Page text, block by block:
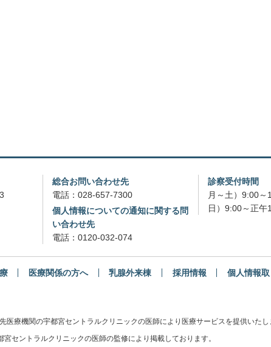
総合お問い合わせ先
電話： 028-657-7300
個人情報についての通知に関する問
い合わせ先
電話： 0120-032-074
診察受付時間
月～土）9:00～
日）9:00～正午
医療関係の方へ 乳腺外来棟 採用情報 個人情報
療機関の宇都宮セントラルクリニックの医師により医療サービスを提供いたし
セントラルクリニックの医師の監修により掲載しております。